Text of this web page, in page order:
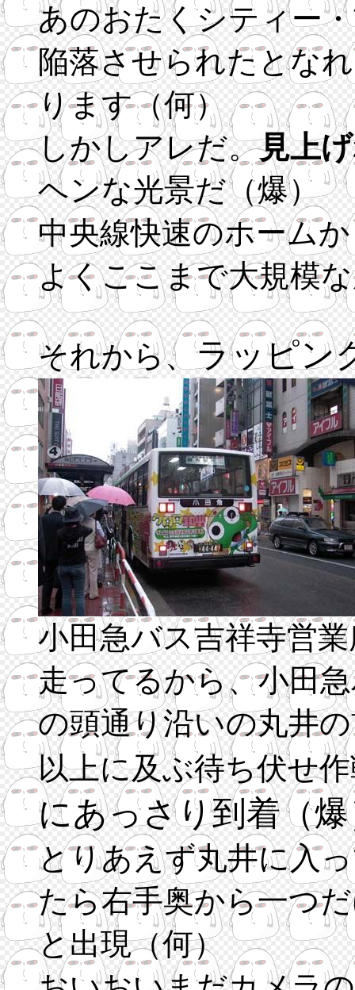
あのおたくシティー
陥落させられたとな
ります（何）
しかしアレだ。見上
ヘンな光景だ（爆）
中央線快速のホーム
よくここまで大規模
それから、ラッピン
小田急バス吉祥寺営
走ってるから、小田
の頭通り沿いの丸井
以上に及ぶ待ち伏せ
にあっさり到着（
とりあえず丸井に入
たら右手奥から一つ
と出現（何）